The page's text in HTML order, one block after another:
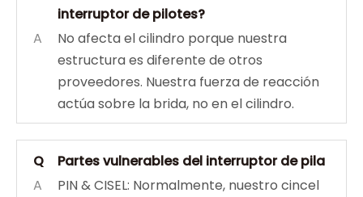
interruptor de pilotes?
A
No afecta el cilindro porque nuestra
estructura es diferente de otros
proveedores. Nuestra fuerza de reacción
actúa sobre la brida, no en el cilindro.
Q
Partes vulnerables del interruptor de pila
A
PIN & CISEL: Normalmente, nuestro cincel